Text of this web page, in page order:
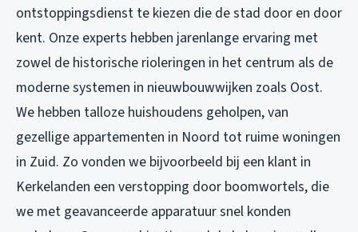
ontstoppingsdienst te kiezen die de stad door en door
kent. Onze experts hebben jarenlange ervaring met
zowel de historische rioleringen in het centrum als de
moderne systemen in nieuwbouwwijken zoals Oost.
We hebben talloze huishoudens geholpen, van
gezellige appartementen in Noord tot ruime woningen
in Zuid. Zo vonden we bijvoorbeeld bij een klant in
Kerkelanden een verstopping door boomwortels, die
we met geavanceerde apparatuur snel konden